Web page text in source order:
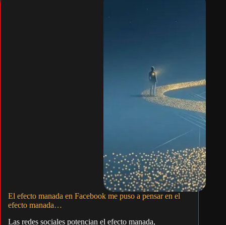
El efecto manada en Facebook me puso a pensar en el
efecto manada…
Las redes sociales potencian el efecto manada,